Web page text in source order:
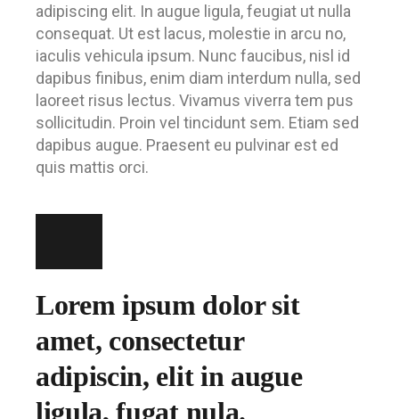
adipiscing elit. In augue ligula, feugiat ut nulla
consequat. Ut est lacus, molestie in arcu no,
iaculis vehicula ipsum. Nunc faucibus, nisl id
dapibus finibus, enim diam interdum nulla, sed
laoreet risus lectus. Vivamus viverra tem pus
sollicitudin. Proin vel tincidunt sem. Etiam sed
dapibus augue. Praesent eu pulvinar est ed
quis mattis orci.
Lorem ipsum dolor sit
amet, consectetur
adipiscin, elit in augue
ligula, fugat nula.